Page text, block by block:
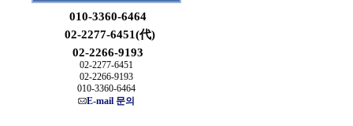
010-3360-6464
02-2277-6451(代)
02-2266-9193
02-2277-6451
02-2266-9193
010-3360-6464
E-mail 문의